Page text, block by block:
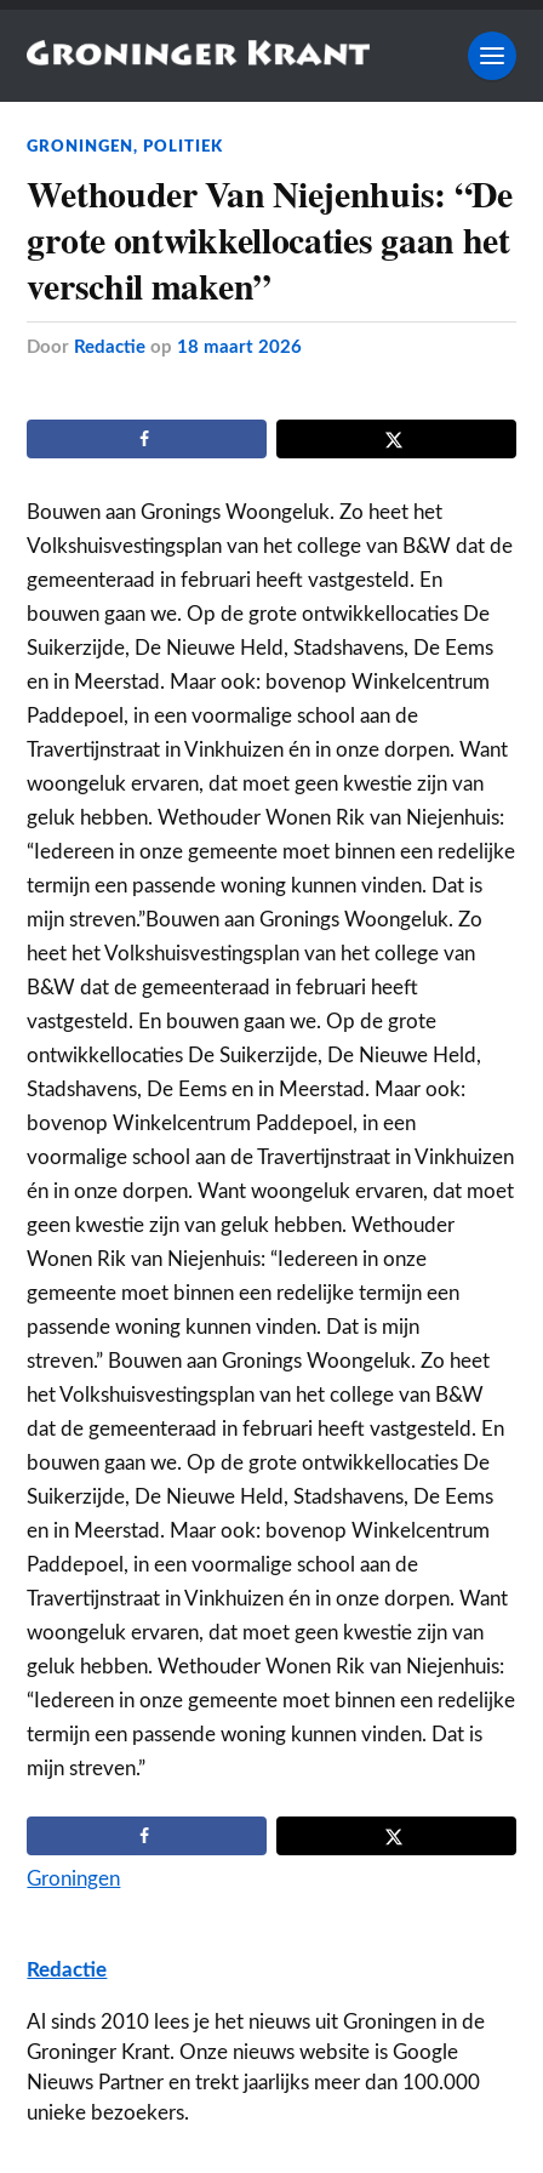
GRONINGEN, POLITIEK
Wethouder Van Niejenhuis: “De
grote ontwikkellocaties gaan het
verschil maken”
door Redactie op 18 maart 2026
Bouwen aan Gronings Woongeluk. Zo heet het
Volkshuisvestingsplan van het college van B&W dat de
gemeenteraad in februari heeft vastgesteld. En
bouwen gaan we. Op de grote ontwikkellocaties De
Suikerzijde, De Nieuwe Held, Stadshavens, De Eems
en in Meerstad. Maar ook: bovenop Winkelcentrum
Paddepoel, in een voormalige school aan de
Travertijnstraat in Vinkhuizen én in onze dorpen. Want
woongeluk ervaren, dat moet geen kwestie zijn van
geluk hebben. Wethouder Wonen Rik van Niejenhuis:
“Iedereen in onze gemeente moet binnen een redelijke
termijn een passende woning kunnen vinden. Dat is
mijn streven.”Bouwen aan Gronings Woongeluk. Zo
heet het Volkshuisvestingsplan van het college van
B&W dat de gemeenteraad in februari heeft
vastgesteld. En bouwen gaan we. Op de grote
ontwikkellocaties De Suikerzijde, De Nieuwe Held,
Stadshavens, De Eems en in Meerstad. Maar ook:
bovenop Winkelcentrum Paddepoel, in een
voormalige school aan de Travertijnstraat in Vinkhuizen
én in onze dorpen. Want woongeluk ervaren, dat moet
geen kwestie zijn van geluk hebben. Wethouder
Wonen Rik van Niejenhuis: “Iedereen in onze
gemeente moet binnen een redelijke termijn een
passende woning kunnen vinden. Dat is mijn
streven.” Bouwen aan Gronings Woongeluk. Zo heet
het Volkshuisvestingsplan van het college van B&W
dat de gemeenteraad in februari heeft vastgesteld. En
bouwen gaan we. Op de grote ontwikkellocaties De
Suikerzijde, De Nieuwe Held, Stadshavens, De Eems
en in Meerstad. Maar ook: bovenop Winkelcentrum
Paddepoel, in een voormalige school aan de
Travertijnstraat in Vinkhuizen én in onze dorpen. Want
woongeluk ervaren, dat moet geen kwestie zijn van
geluk hebben. Wethouder Wonen Rik van Niejenhuis:
“Iedereen in onze gemeente moet binnen een redelijke
termijn een passende woning kunnen vinden. Dat is
mijn streven.”
Groningen
Redactie
Al sinds 2010 lees je het nieuws uit Groningen in de
Groninger Krant. Onze nieuws website is Google
Nieuws Partner en trekt jaarlijks meer dan 100.000
unieke bezoekers.